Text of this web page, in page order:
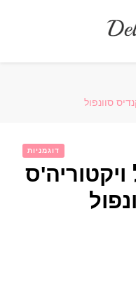
סוונפול
דוגמניות